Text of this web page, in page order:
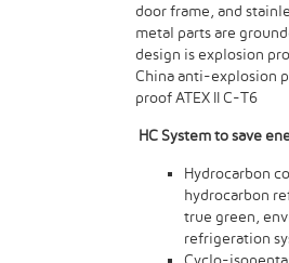
door frame, and
metal parts are
design is explosion
China anti-explosion
proof ATEX II C-T6
HC System to save
Hydrocarbon
hydrocarbon
true green,
refrigeration